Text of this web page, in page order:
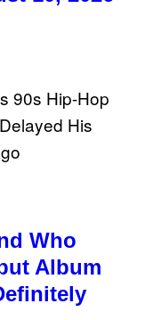
Who
Album